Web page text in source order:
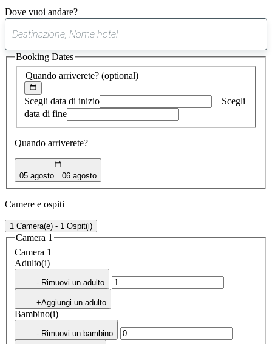
Dove vuoi andare?
suggerimento
trovato
Quando arriverete? (optional)
Scegli data di inizio
Scegli
data di fine
Quando arriverete?
05 agosto 06 agosto
Booking Dates
Camere e ospiti
1 Camera(e) - 1 Ospit(i)
Camera 1
Camera 1
Adulto(i)
- Rimuovi un adulto
+Aggiungi un adulto
Bambino(i)
- Rimuovi un bambino